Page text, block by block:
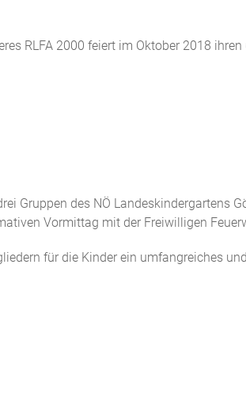
RLFA 2000 feiert im Oktober 2018
Gruppen des NÖ Landeskindergartens
Vormittag mit der Freiwilligen
für die Kinder ein umfangreiches